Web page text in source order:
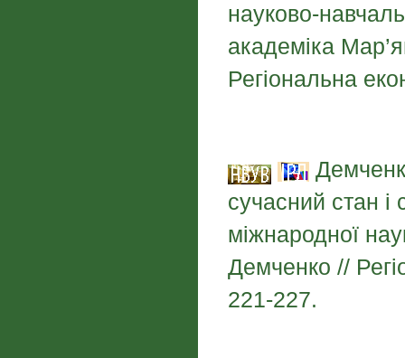
науково-
академіка
Регіональна
сучасний стан і
міжнародної
Демченко //
221-227.